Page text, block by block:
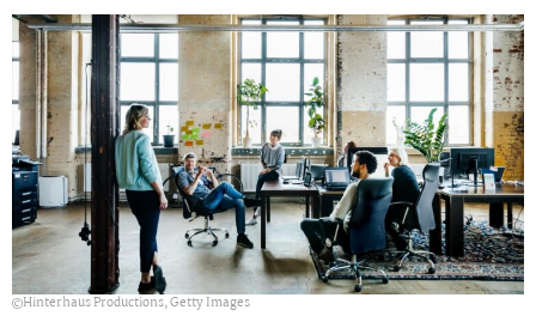
Hinterhaus Productions, Getty Images